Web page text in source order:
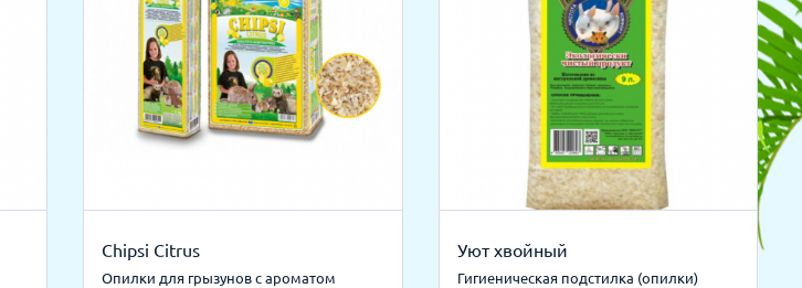
Chipsi Citrus
Опилки для грызунов с ароматом
Уют хвойный
Гигиеническая подстилка (опилки)